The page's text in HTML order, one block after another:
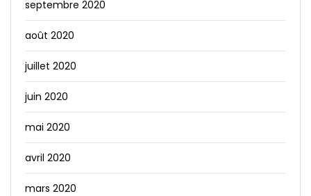
septembre 2020
août 2020
juillet 2020
juin 2020
mai 2020
avril 2020
mars 2020